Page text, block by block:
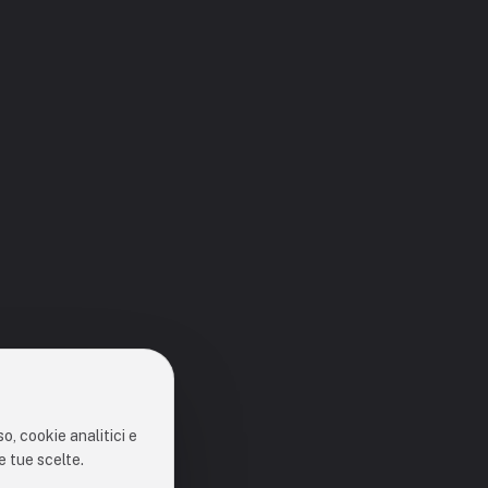
cookie analitici e
tue scelte.